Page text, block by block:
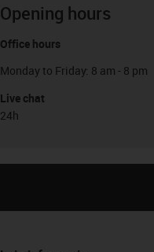
Opening hours
Office hours
Monday to Friday: 8 am - 8 pm
Live chat
24h